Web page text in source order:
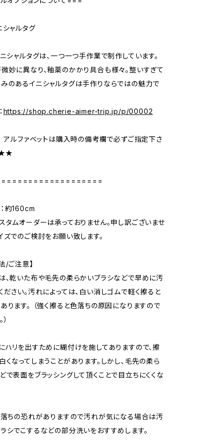
ャルタグ
シャルタグは、一つ一つ手作業で制作しています。
妙に異なり、釉薬のかかり具合も様々。整いすぎて
のあるイニシャルタグは手作りならではの魅力で
https://shop.cherie-aimer-trip.jp/p/00002
ファベットは購入時の備考欄で必ずご指定下さ
約160cm
タムオーダーは承っておりません。申し訳ございませ
ズでのご検討をお願い致します。
/ご注意】
、乾いた布や毛先の柔らかいブラシなどで早めに汚
ださい。汚れによっては、白い消しゴムで軽く擦ると
ります。 （強く擦ると色落ちの原因になりますので
ハリを出すために糊付けを施してありますので、擦
くなってしまうことがあります。しかし、毛先の柔ら
で表面をブラッシングして頂くことで目立ちにくくな
落ちの恐れがありますので汚れが気になる場合は汚
シでこするなどの部分洗いをおすすめします。